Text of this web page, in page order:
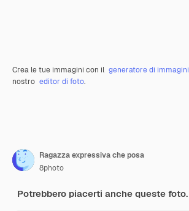
Crea le tue immagini con il generatore di immagini
nostro editor di foto.
Ragazza expressiva che posa
8photo
Potrebbero piacerti anche queste foto.